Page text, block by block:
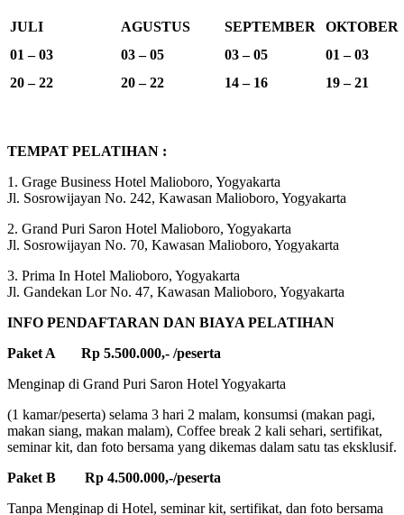
JULI AGUSTUS SEPTEMBER
OKTOBER
01 – 03
03 – 05 03 – 05
01 – 03
20 – 22
20 – 22 14 – 16 19 – 21
TEMPAT PELATIHAN :
1. Grage Business Hotel Malioboro, Yogyakarta
Jl. Sosrowijayan No. 242, Kawasan Malioboro, Yogyakarta
2. Grand Puri Saron Hotel Malioboro, Yogyakarta
Jl. Sosrowijayan No. 70, Kawasan Malioboro, Yogyakarta
3. Prima In Hotel Malioboro, Yogyakarta
Jl. Gandekan Lor No. 47, Kawasan Malioboro, Yogyakarta
INFO PENDAFTARAN DAN BIAYA PELATIHAN
Paket A Rp 5.500.000,- /peserta
Menginap di Grand Puri Saron Hotel Yogyakarta
(1 kamar/peserta) selama 3 hari 2 malam, konsumsi (makan pagi,
makan siang, makan malam), Coffee break 2 kali sehari, sertifikat,
seminar kit, dan foto bersama yang dikemas dalam satu tas eksklusif.
Paket B Rp 4.500.000,-/peserta
Tanpa Menginap di Hotel, seminar kit, sertifikat, dan foto bersama